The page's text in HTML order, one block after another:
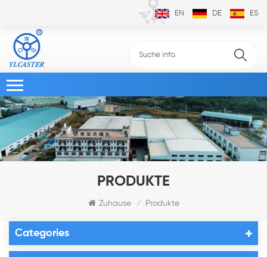
EN DE ES
PRODUKTE
Zuhause / Produkte
Categories